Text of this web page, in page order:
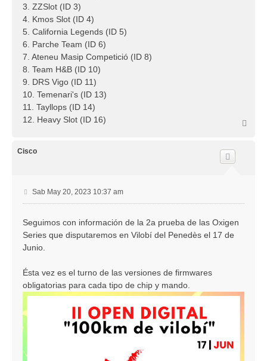
3. ZZSlot (ID 3)
4. Kmos Slot (ID 4)
5. California Legends (ID 5)
6. Parche Team (ID 6)
7. Ateneu Masip Competició (ID 8)
8. Team H&B (ID 10)
9. DRS Vigo (ID 11)
10. Temenari's (ID 13)
11. Tayllops (ID 14)
12. Heavy Slot (ID 16)
Cisco
M
e
s
a
j
Sab May 20, 2023 10:37 am
Seguimos con información de la 2a prueba de las Oxigen
Series que disputaremos en Vilobí del Penedès el 17 de
Junio.
Ésta vez es el turno de las versiones de firmwares
obligatorias para cada tipo de chip y mando.